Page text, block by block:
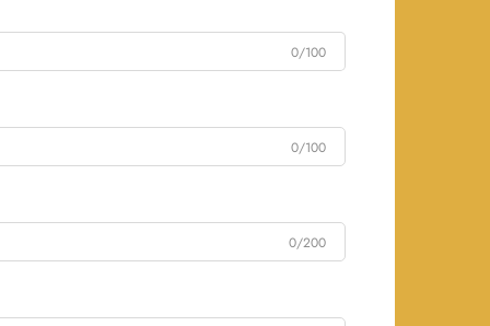
0/100
0/100
0/200